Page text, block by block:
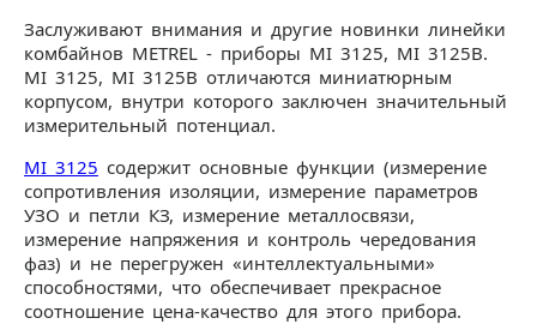
Заслуживают внимания и другие новинки линейки
комбайнов METREL - приборы MI 3125, MI 3125B.
MI 3125, MI 3125B отличаются миниатюрным
корпусом, внутри которого заключен значительный
измерительный потенциал.
MI 3125 содержит основные функции (измерение
сопротивления изоляции, измерение параметров
УЗО и петли КЗ, измерение металлосвязи,
измерение напряжения и контроль чередования
фаз) и не перегружен «интеллектуальными»
способностями, что обеспечивает прекрасное
соотношение цена-качество для этого прибора.